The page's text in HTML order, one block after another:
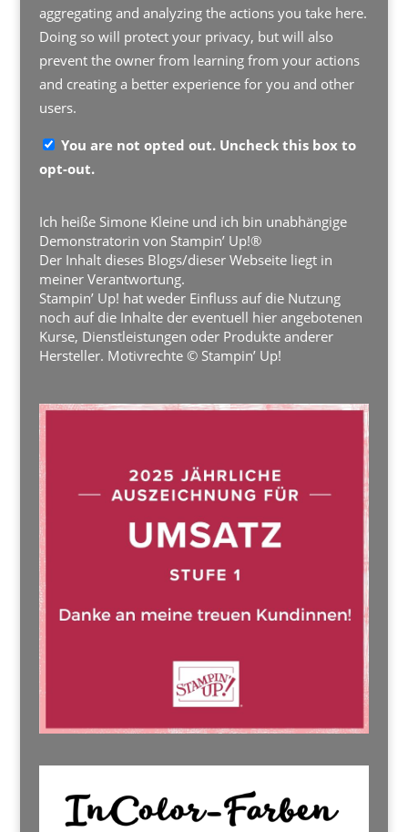
aggregating and analyzing the actions you take here.
Doing so will protect your privacy, but will also
prevent the owner from learning from your actions
and creating a better experience for you and other
users.
You are not opted out. Uncheck this box to
opt-out.
Ich heiße Simone Kleine und ich bin unabhängige
Demonstratorin von Stampin’ Up!®
Der Inhalt dieses Blogs/dieser Webseite liegt in
meiner Verantwortung.
Stampin’ Up! hat weder Einfluss auf die Nutzung
noch auf die Inhalte der eventuell hier angebotenen
Kurse, Dienstleistungen oder Produkte anderer
Hersteller. Motivrechte © Stampin’ Up!